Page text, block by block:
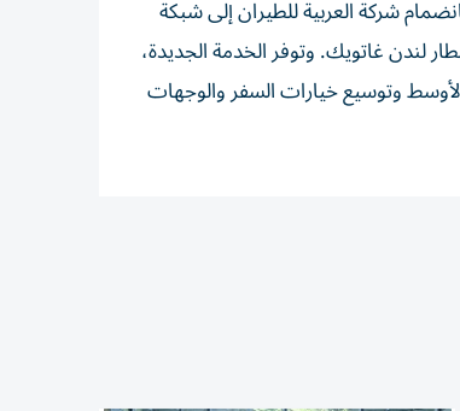
شركة العربية للطيران إلى شبكة
غاتويك. وتوفر الخدمة الجديدة،
وتوسيع خيارات السفر والوجهات